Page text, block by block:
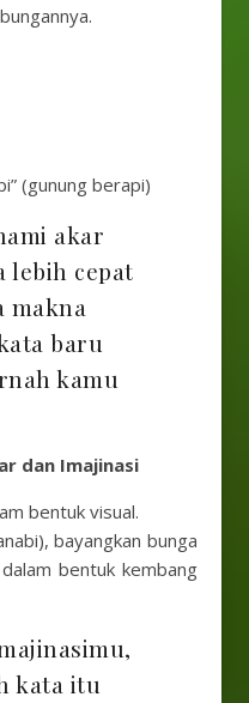
(gunung berapi)
akar
lebih cepat
makna
baru
kamu
dan Imajinasi
bentuk visual.
bayangkan bunga
bentuk kembang
kata itu